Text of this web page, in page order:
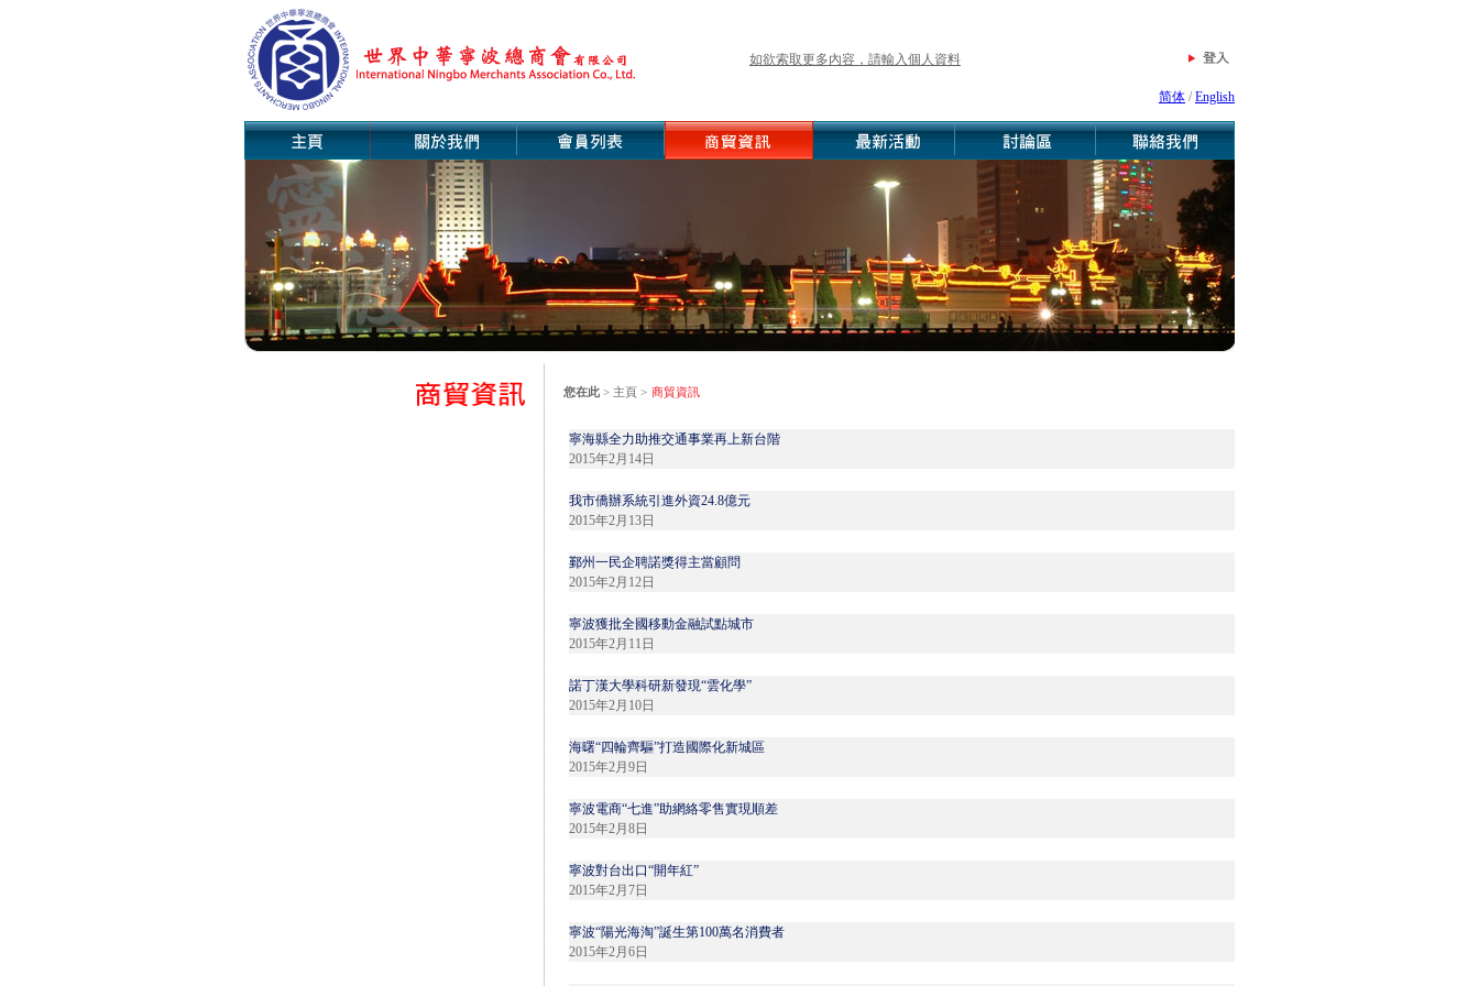
如欲索取更多內容，請輸入個人資料
简体 /English
您在此> 主頁 > 商貿資訊
寧海縣全力助推交通事業再上新台階
2015年2月14日
我市僑辦系統引進外資24.8億元
2015年2月13日
鄞州一民企聘諾獎得主當顧問
2015年2月12日
寧波獲批全國移動金融試點城市
2015年2月11日
諾丁漢大學科研新發現“雲化學”
2015年2月10日
海曙“四輪齊驅”打造國際化新城區
2015年2月9日
寧波電商“七進”助網絡零售實現順差
2015年2月8日
寧波對台出口“開年紅”
2015年2月7日
寧波“陽光海淘”誕生第100萬名消費者
2015年2月6日